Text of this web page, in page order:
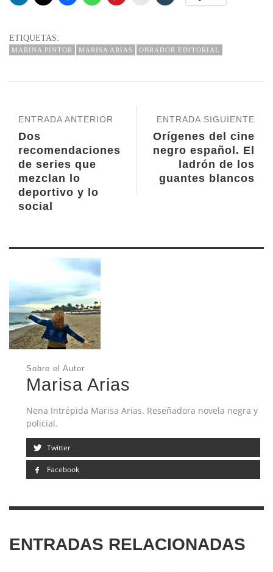
ETIQUETAS:
MARINA PINTOR MARISA ARIAS OBRADOR EDITORIAL
ENTRADA SIGUIENTE
Orígenes del cine
negro español. El
ladrón de los
guantes blancos
ENTRADA ANTERIOR
Dos
recomendaciones
de series que
mezclan lo
deportivo y lo
social
Sobre el Autor
Marisa Arias
Nena Intrépida Marisa Arias. Reseñadora novela negra y
policial.
Twitter
Facebook
ENTRADAS RELACIONADAS